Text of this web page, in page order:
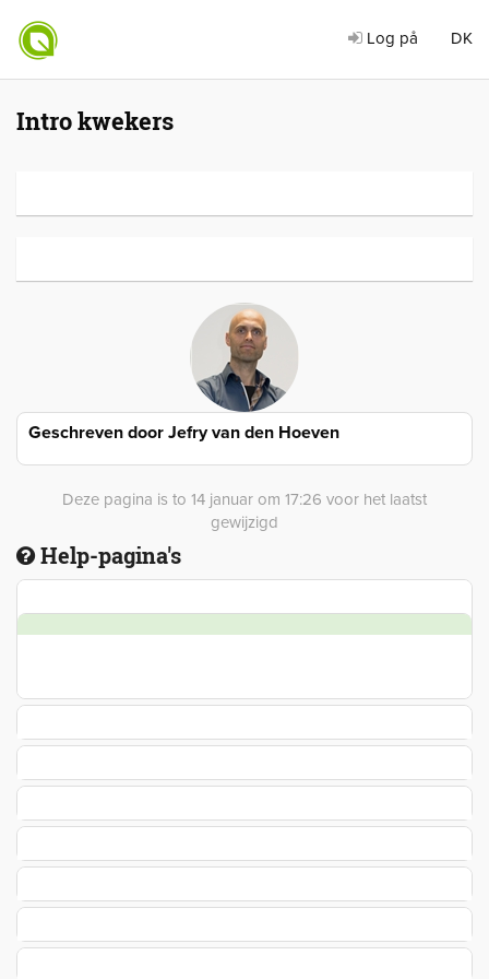
Log på DK
Intro kwekers
Geschreven door Jefry van den Hoeven
Deze pagina is to 14 januar om 17:26 voor het laatst
gewijzigd
Help-pagina's